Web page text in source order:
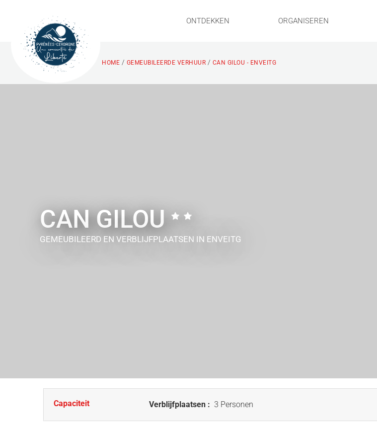
ONTDEKKEN ORGANISEREN
HOME / GEMEUBILEERDE VERHUUR / CAN GILOU - ENVEITG
CAN GILOU
GEMEUBILEERD EN VERBLIJFPLAATSEN IN ENVEITG
Capaciteit Verblijfplaatsen : 3 Personen